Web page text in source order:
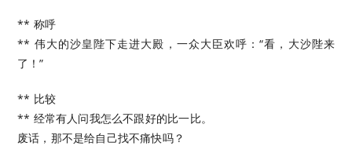
** 称呼
** 伟大的沙皇陛下走进大殿，一众大臣欢呼：“看，大沙陛来
了！”
** 比较
** 经常有人问我怎么不跟好的比一比。
废话，那不是给自己找不痛快吗？